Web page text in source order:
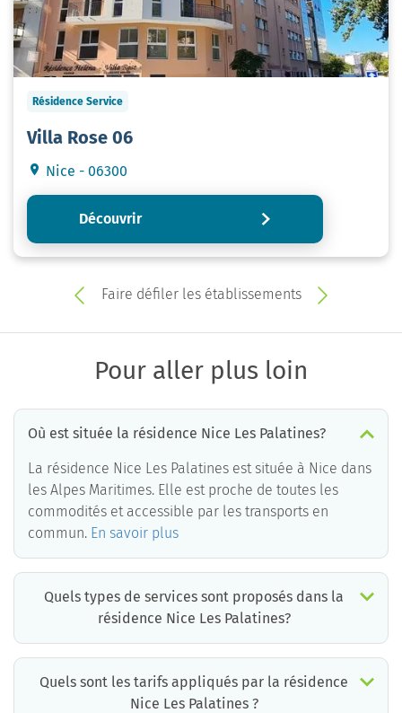
Résidence Service
Villa Rose 06
Nice - 06300
Découvrir
Faire défiler les établissements
Pour aller plus loin
Où est située la résidence Nice Les Palatines?
La résidence Nice Les Palatines est située à Nice dans
les Alpes Maritimes. Elle est proche de toutes les
commodités et accessible par les transports en
commun. En savoir plus
Quels types de services sont proposés dans la
résidence Nice Les Palatines?
Quels sont les tarifs appliqués par la résidence
Nice Les Palatines ?